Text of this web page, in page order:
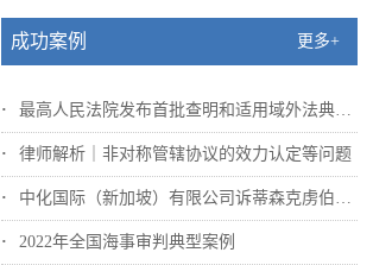
成功案例 更多+
最高人民法院发布首批查明和适用域外法典型...
律师解析｜非对称管辖协议的效力认定等问题
中化国际（新加坡）有限公司诉蒂森克虏伯冶...
2022年全国海事审判典型案例